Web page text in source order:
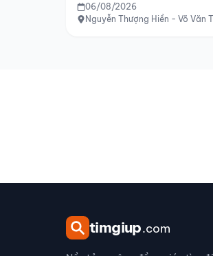
06/08/2026
Nguyễn Thượng Hiền - Võ Văn
timgiup.com